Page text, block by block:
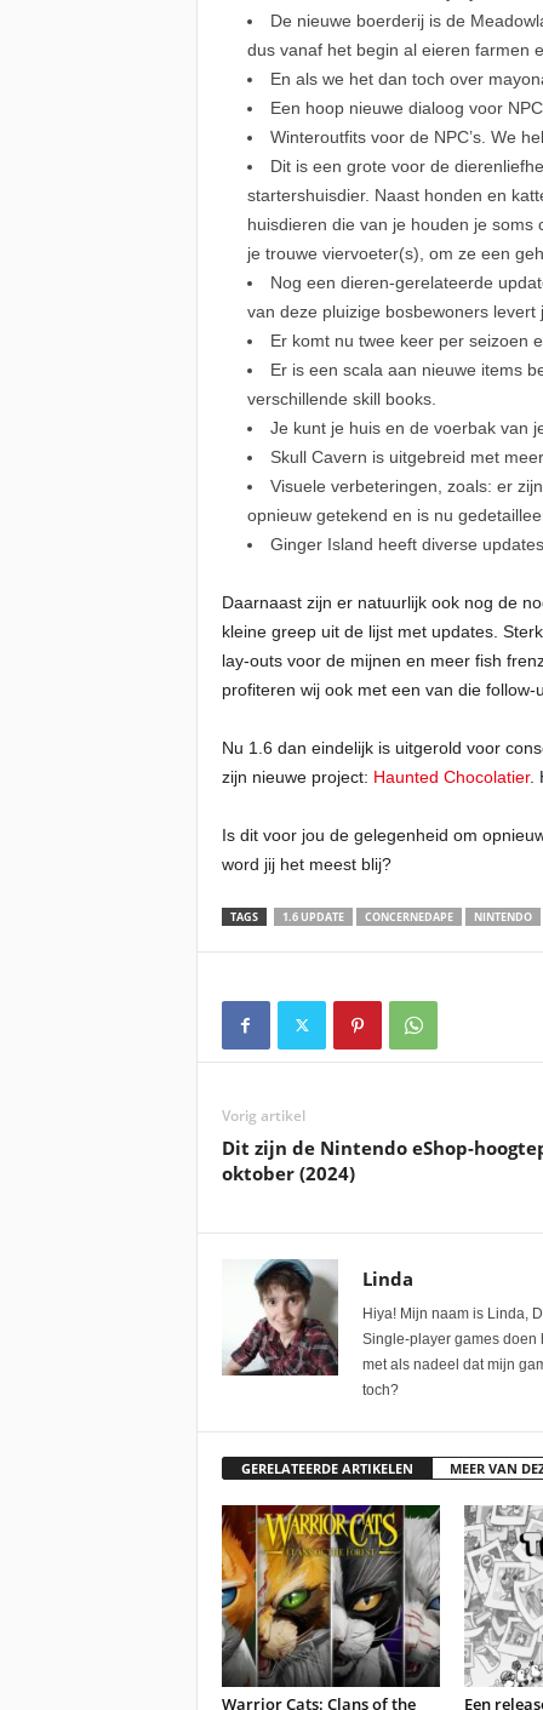
De nieuwe boerderij is de
dus vanaf het begin al eieren farmen
En als we het dan toch over
Een hoop nieuwe dialoog voor
Winteroutfits voor de NPC’s. We
Dit is een grote voor de
startershuisdier. Naast honden en
huisdieren die van je houden je
je trouwe viervoeter(s), om ze een
Nog een dieren-gerelateerde
van deze pluizige bosbewoners
Er komt nu twee keer per seizoen
Er is een scala aan nieuwe items
verschillende skill books.
Je kunt je huis en de voerbak van
Skull Cavern is uitgebreid met
Visuele verbeteringen, zoals: er
opnieuw getekend en is nu
Ginger Island heeft diverse
Daarnaast zijn er natuurlijk ook nog de
kleine greep uit de lijst met updates.
lay-outs voor de mijnen en meer fish
profiteren wij ook met een van die
Nu 1.6 dan eindelijk is uitgerold voor
zijn nieuwe project: Haunted Chocolatier.
Is dit voor jou de gelegenheid om
word jij het meest blij?
TAGS 1.6 UPDATE CONCERNEDAPE NINTENDO
Vorig artikel
Dit zijn de Nintendo eShop-
oktober (2024)
Linda
Hiya! Mijn naam is Linda,
Single-player games doen
met als nadeel dat mijn
toch?
GERELATEERDE ARTIKELEN MEER VAN
Warrior Cats: Clans of the Een